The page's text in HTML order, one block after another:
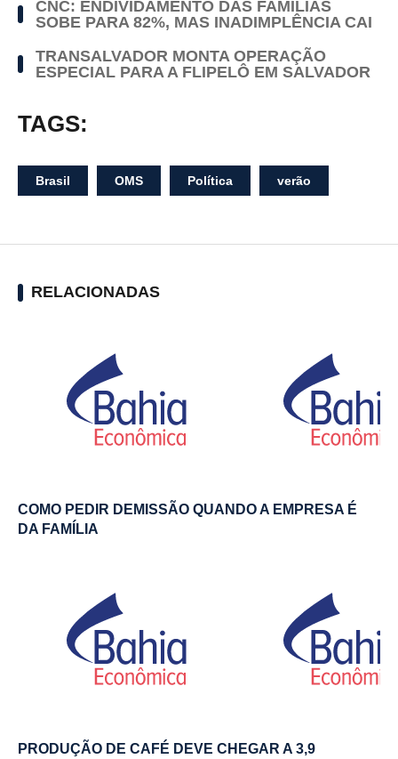
CNC: ENDIVIDAMENTO DAS FAMÍLIAS
SOBE PARA 82%, MAS INADIMPLÊNCIA CAI
TRANSALVADOR MONTA OPERAÇÃO
ESPECIAL PARA A FLIPELÔ EM SALVADOR
TAGS:
Brasil OMS Política verão
RELACIONADAS
COMO PEDIR DEMISSÃO QUANDO A EMPRESA É
DA FAMÍLIA
PRODUÇÃO DE CAFÉ DEVE CHEGAR A 3,9